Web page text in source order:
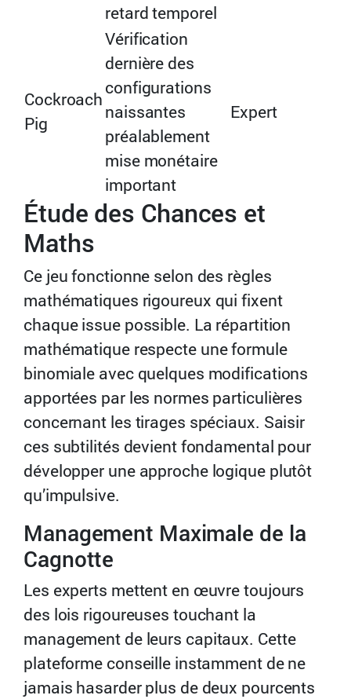
retard temporel
Cockroach
Pig
Vérification
dernière des
configurations
naissantes
préalablement
mise monétaire
important
Expert
Étude des Chances et
Maths
Ce jeu fonctionne selon des règles
mathématiques rigoureux qui fixent
chaque issue possible. La répartition
mathématique respecte une formule
binomiale avec quelques modifications
apportées par les normes particulières
concernant les tirages spéciaux. Saisir
ces subtilités devient fondamental pour
développer une approche logique plutôt
qu’impulsive.
Management Maximale de la
Cagnotte
Les experts mettent en œuvre toujours
des lois rigoureuses touchant la
management de leurs capitaux. Cette
plateforme conseille instamment de ne
jamais hasarder plus de deux pourcents